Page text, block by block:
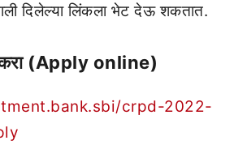
दिलेल्या लिंकला भेट देऊ शकतात.
(Apply online)
crpd-2022-